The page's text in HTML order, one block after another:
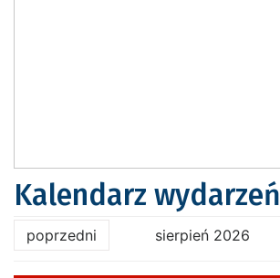
Kalendarz wydarzeń
poprzedni sierpień 2026